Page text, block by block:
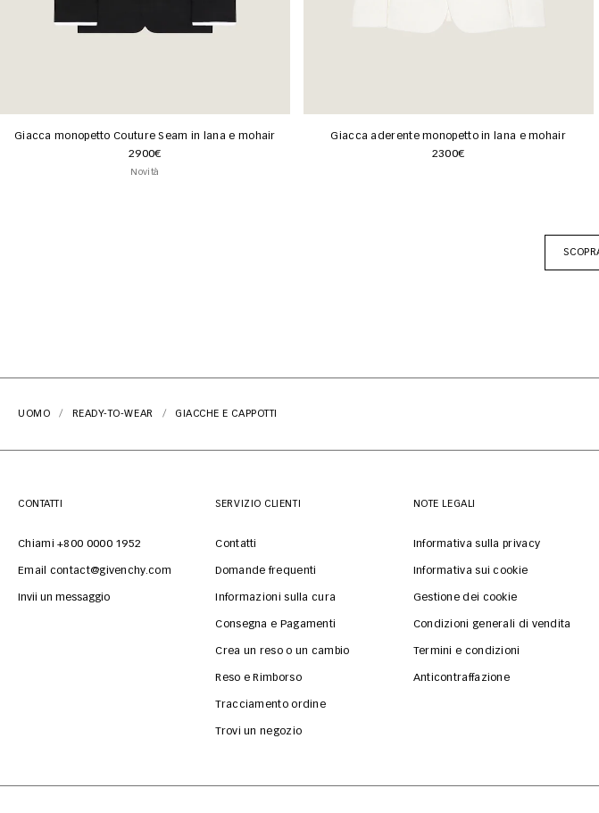
Giacca monopetto Couture Seam in lana e mohair
2900€
Novità
Giacca aderente monopetto in lana e mohair
2300€
UOMO READY-TO-WEAR GIACCHE E CAPPOTTI
CONTATTI
Chiami +800 0000 1952
Email contact@givenchy.com
Invii un messaggio
SERVIZIO CLIENTI
Contatti
Domande frequenti
Informazioni sulla cura
Consegna e Pagamenti
Crea un reso o un cambio
Reso e Rimborso
Tracciamento ordine
Trovi un negozio
NOTE LEGALI
Informativa sulla privacy
Informativa sui cookie
Gestione dei cookie
Condizioni generali di vendita
Termini e condizioni
Anticontraffazione